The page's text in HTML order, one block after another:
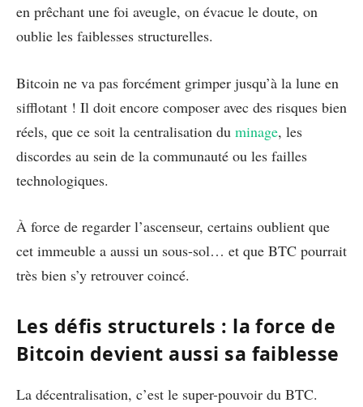
en prêchant une foi aveugle, on évacue le doute, on
oublie les faiblesses structurelles.
Bitcoin ne va pas forcément grimper jusqu’à la lune en
sifflotant ! Il doit encore composer avec des risques bien
réels, que ce soit la centralisation du minage, les
discordes au sein de la communauté ou les failles
technologiques.
À force de regarder l’ascenseur, certains oublient que
cet immeuble a aussi un sous-sol… et que BTC pourrait
très bien s’y retrouver coincé.
Les défis structurels : la force de
Bitcoin devient aussi sa faiblesse
La décentralisation, c’est le super-pouvoir du BTC.